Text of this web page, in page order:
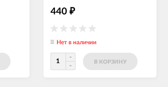
440 ₽
Нет в наличии
В КОРЗИНУ